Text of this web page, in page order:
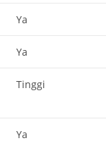
Ya
Ya
Tinggi
Ya